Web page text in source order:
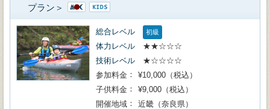
プラン＞
総合レベル 初級
体力レベル
★★☆☆☆
技術レベル
★☆☆☆☆
参加料金
¥10,000（税込）
子供料金
¥9,000（税込）
開催地域
近畿（奈良県）